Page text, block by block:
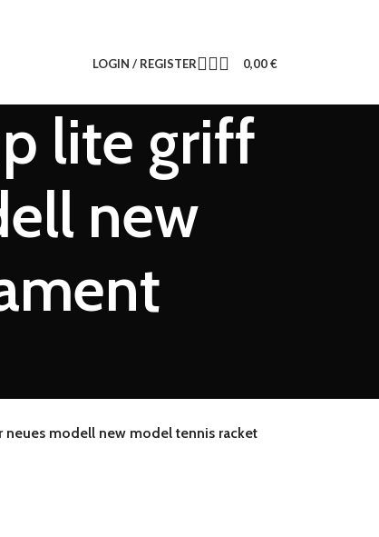
LOGIN / REGISTER 0,00€
lite griff
new
neues modell new model tennis racket